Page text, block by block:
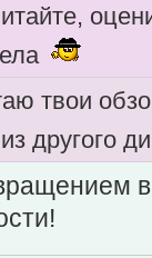
твои
из другого